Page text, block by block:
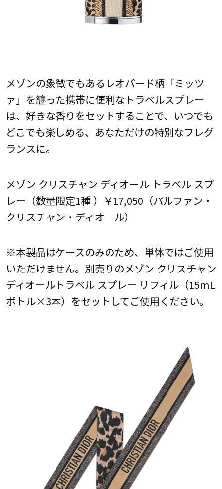
メゾンの象徴でもあるレオパード柄「ミッツ
ァ」を纏った携帯に便利なトラベルスプレー
は、好きな香りをセットすることで、いつでも
どこでも楽しめる、あなただけの特別なフレグ
ランスに。
メゾン クリスチャン ディオール トラベル スプ
レー（数量限定1種 ）￥17,050（パルファン・
クリスチャン・ディオール）
※本製品はケースのみのため、単体ではご使用
いただけません。別売りのメゾン クリスチャン
ディオールトラベル スプレー リフィル（15mL
ボトル×3本）をセットしてご使用ください。